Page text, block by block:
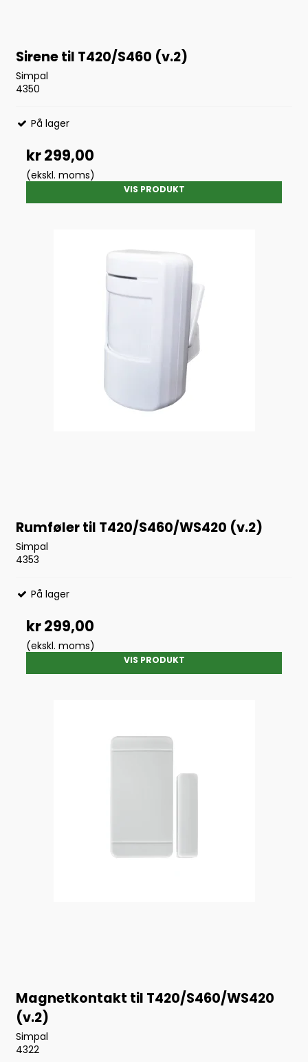
Sirene til T420/S460 (v.2)
Simpal
4350
På lager
kr 299,00
(ekskl. moms)
VIS PRODUKT
Rumføler til T420/S460/WS420 (v.2)
Simpal
4353
På lager
kr 299,00
(ekskl. moms)
VIS PRODUKT
Magnetkontakt til T420/S460/WS420
(v.2)
Simpal
4322